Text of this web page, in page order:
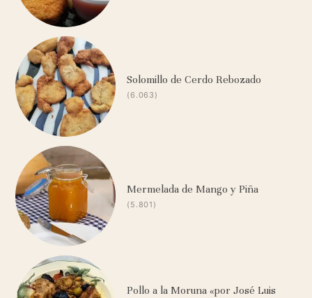
Solomillo de Cerdo Rebozado
(6.063)
Mermelada de Mango y Piña
(5.801)
Pollo a la Moruna «por José Luis